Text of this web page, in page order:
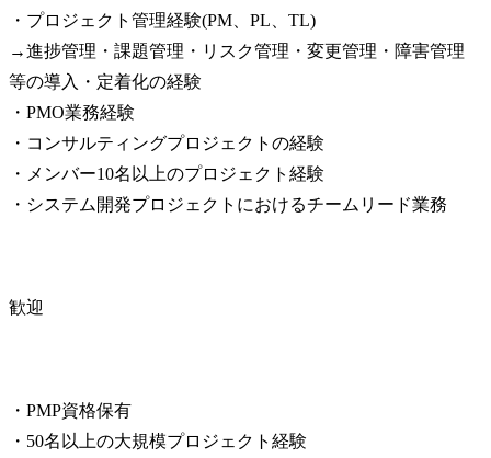
・プロジェクト管理経験(PM、PL、TL)
→進捗管理・課題管理・リスク管理・変更管理・障害管理
等の導入・定着化の経験
・PMO業務経験
・コンサルティングプロジェクトの経験
・メンバー10名以上のプロジェクト経験
・システム開発プロジェクトにおけるチームリード業務
歓迎
・PMP資格保有
・50名以上の大規模プロジェクト経験